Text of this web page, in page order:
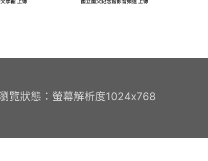
學館 上傳 國立國父紀念館影音頻道 上傳
覽狀態：螢幕解析度1024x768